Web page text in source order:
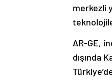
merkezli
AR-GE,
dışında